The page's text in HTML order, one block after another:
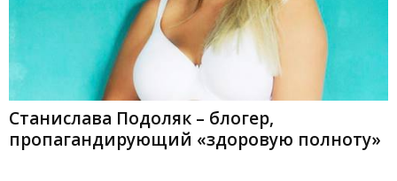
Станислава Подоляк – блогер,
пропагандирующий «здоровую полноту»